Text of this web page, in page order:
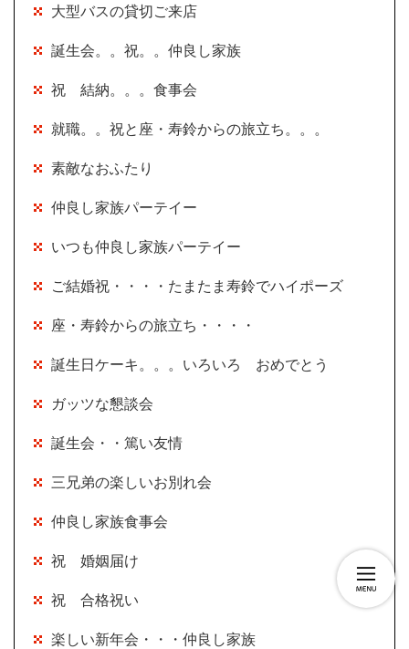
大型バスの貸切ご来店
誕生会。。祝。。仲良し家族
祝 結納。。。食事会
就職。。祝と座・寿鈴からの旅立ち。。。
素敵なおふたり
仲良し家族パーテイー
いつも仲良し家族パーテイー
ご結婚祝・・・・たまたま寿鈴でハイポーズ
座・寿鈴からの旅立ち・・・・
誕生日ケーキ。。。いろいろ おめでとう
ガッツな懇談会
誕生会・・篤い友情
三兄弟の楽しいお別れ会
仲良し家族食事会
祝 婚姻届け
祝 合格祝い
楽しい新年会・・・仲良し家族